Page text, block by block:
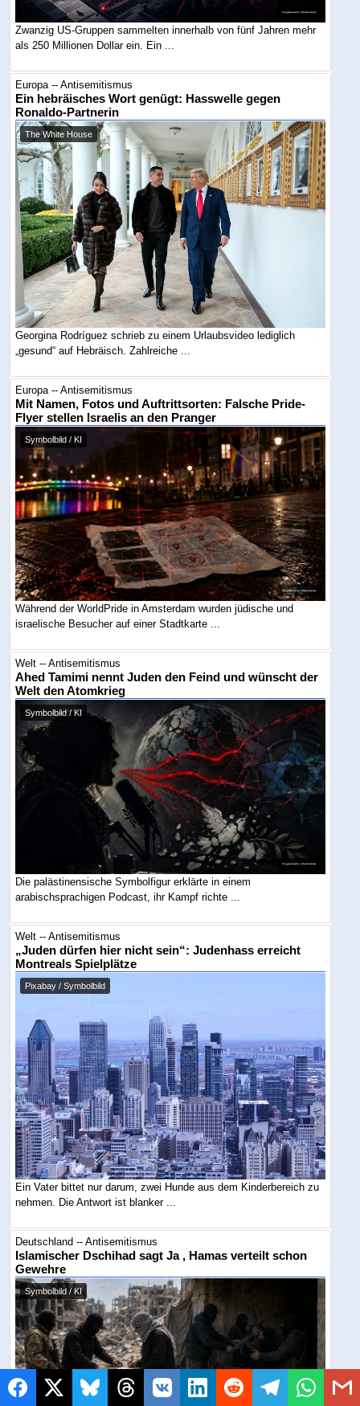
Zwanzig US-Gruppen sammelten innerhalb von fünf Jahren mehr
als 250 Millionen Dollar ein. Ein ...
Europa -- Antisemitismus
Ein hebräisches Wort genügt: Hasswelle gegen
Ronaldo-Partnerin
The White House
Georgina Rodríguez schrieb zu einem Urlaubsvideo lediglich
„gesund“ auf Hebräisch. Zahlreiche ...
Europa -- Antisemitismus
Mit Namen, Fotos und Auftrittsorten: Falsche Pride-
Flyer stellen Israelis an den Pranger
Symbolbild / KI
Während der WorldPride in Amsterdam wurden jüdische und
israelische Besucher auf einer Stadtkarte ...
Welt -- Antisemitismus
Ahed Tamimi nennt Juden den Feind und wünscht der
Welt den Atomkrieg
Symbolbild / KI
Die palästinensische Symbolfigur erklärte in einem
arabischsprachigen Podcast, ihr Kampf richte ...
Welt -- Antisemitismus
„Juden dürfen hier nicht sein“: Judenhass erreicht
Montreals Spielplätze
Pixabay / Symbolbild
Ein Vater bittet nur darum, zwei Hunde aus dem Kinderbereich zu
nehmen. Die Antwort ist blanker ...
Deutschland -- Antisemitismus
Islamischer Dschihad sagt Ja , Hamas verteilt schon
Gewehre
Symbolbild / KI